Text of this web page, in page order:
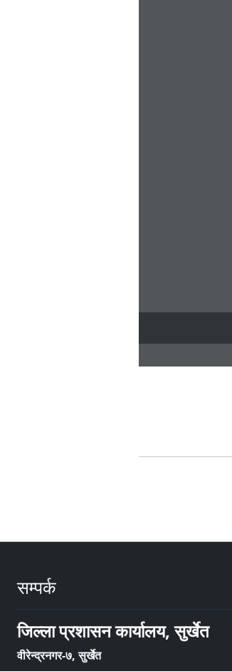
सम्पर्क
जिल्ला प्रशासन कार्यालय, सुर्खेत
वीरेन्द्रनगर-७, सुर्खेत